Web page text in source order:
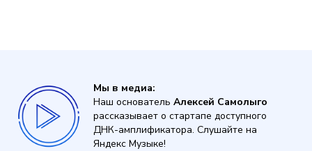
Мы в медиа:
Наш основатель Алексей Самолыго
рассказывает о стартапе доступного
ДНК-амплификатора. Слушайте на
Яндекс Музыке!